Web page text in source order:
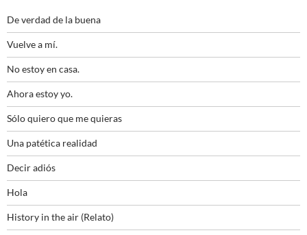
De verdad de la buena
Vuelve a mí.
No estoy en casa.
Ahora estoy yo.
Sólo quiero que me quieras
Una patética realidad
Decir adiós
Hola
History in the air (Relato)